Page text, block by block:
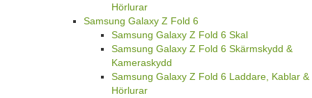
Hörlurar
Samsung Galaxy Z Fold 6
Samsung Galaxy Z Fold 6 Skal
Samsung Galaxy Z Fold 6 Skärmskydd &
Kameraskydd
Samsung Galaxy Z Fold 6 Laddare, Kablar &
Hörlurar